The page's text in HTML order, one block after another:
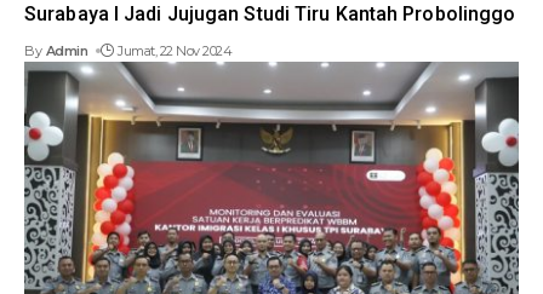
Surabaya I Jadi Jujugan Studi Tiru Kantah Probolinggo
By Admin Jumat, 22 Nov 2024